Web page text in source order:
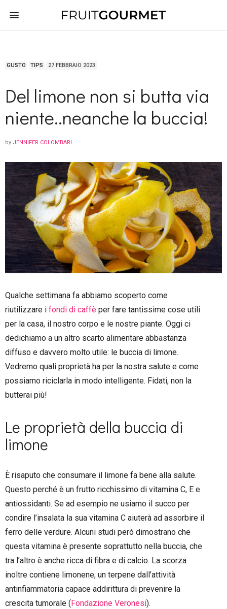
GUSTO TIPS 27 FEBBRAIO 2023
Del limone non si butta via
niente..neanche la buccia!
by JENNIFER COLOMBARI
Qualche settimana fa abbiamo scoperto come
riutilizzare i fondi di caffè per fare tantissime cose utili
per la casa, il nostro corpo e le nostre piante. Oggi ci
dedichiamo a un altro scarto alimentare abbastanza
diffuso e davvero molto utile: le buccia di limone.
Vedremo quali proprietà ha per la nostra salute e come
possiamo riciclarla in modo intelligente. Fidati, non la
butterai più!
Le proprietà della buccia di
limone
È risaputo che consumare il limone fa bene alla salute.
Questo perché è un frutto ricchissimo di vitamina C, E e
antiossidanti. Se ad esempio ne usiamo il succo per
condire l’insalata la sua vitamina C aiuterà ad assorbire il
ferro delle verdure. Alcuni studi però dimostrano che
questa vitamina è presente soprattutto nella buccia, che
tra l’altro è anche ricca di fibra e di calcio. La scorza
inoltre contiene limonene, un terpene dall’attività
antinfiammatoria capace addirittura di prevenire la
crescita tumorale ( Fondazione Veronesi).